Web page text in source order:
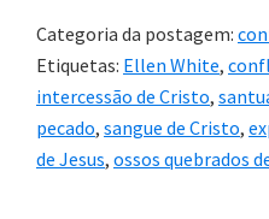
o’” (João 19.25,36).
4. O plano de
depois da queda
Categoria da postagem:
Etiquetas: Ellen White,
intercessão de Cristo,
pecado, sangue de Cristo,
de Jesus, ossos quebrados